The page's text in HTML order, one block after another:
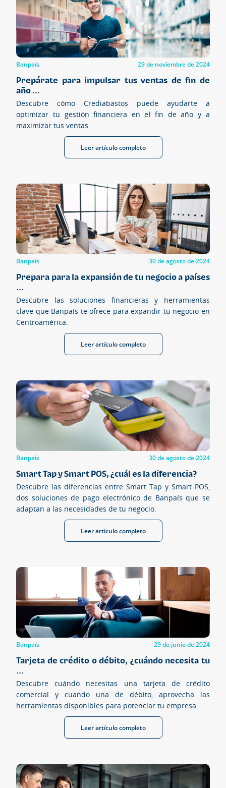
Banpaís 29 de noviembre de 2024
Prepárate para impulsar tus ventas de fin de
año ...
Descubre cómo Crediabastos puede ayudarte a
optimizar tu gestión financiera en el fin de año y a
maximizar tus ventas.
Leer artículo completo
Banpaís 30 de agosto de 2024
Prepara para la expansión de tu negocio a países
...
Descubre las soluciones financieras y herramientas
clave que Banpaís te ofrece para expandir tu negocio en
Centroamérica.
Leer artículo completo
Banpaís 30 de agosto de 2024
Smart Tap y Smart POS, ¿cuál es la diferencia?
Descubre las diferencias entre Smart Tap y Smart POS,
dos soluciones de pago electrónico de Banpaís que se
adaptan a las necesidades de tu negocio.
Leer artículo completo
Banpaís 29 de junio de 2024
Tarjeta de crédito o débito, ¿cuándo necesita tu
...
Descubre cuándo necesitas una tarjeta de crédito
comercial y cuando una de débito, aprovecha las
herramientas disponibles para potenciar tu empresa.
Leer artículo completo